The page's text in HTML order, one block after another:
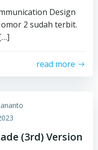
Design
2 sudah terbit.
read more
(3rd) Version